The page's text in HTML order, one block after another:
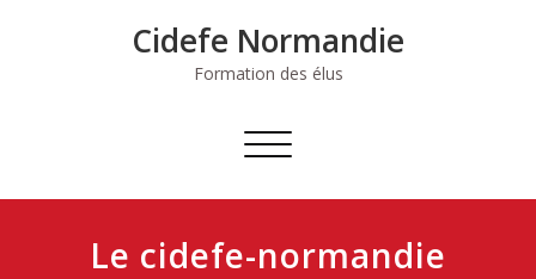
Cidefe Normandie
Formation des élus
Afficher/masquer
navigation
Le cidefe-normandie